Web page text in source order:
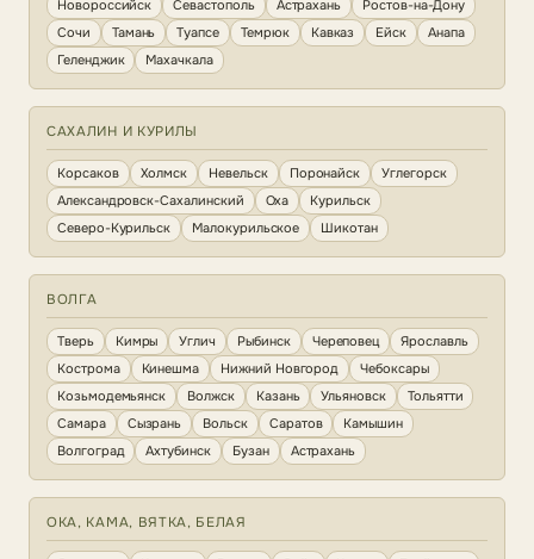
Новороссийск Севастополь Астрахань
Ростов-на-Дону
Сочи
Тамань Туапсе Темрюк Кавказ Ейск
Анапа
Геленджик
Махачкала
САХАЛИН И КУРИЛЫ
Корсаков Холмск Невельск Поронайск
Углегорск
Александровск-Сахалинский
Оха
Курильск
Северо-Курильск
Малокурильское Шикотан
ВОЛГА
Тверь Кимры Углич Рыбинск Череповец
Ярославль
Кострома
Кинешма Нижний Новгород
Чебоксары
Козьмодемьянск
Волжск Казань Ульяновск
Тольятти
Самара
Сызрань Вольск Саратов
Камышин
Волгоград
Ахтубинск Бузан Астрахань
ОКА, КАМА, ВЯТКА, БЕЛАЯ